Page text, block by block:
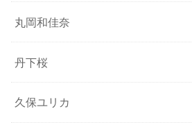
丸岡和佳奈
丹下桜
久保ユリカ